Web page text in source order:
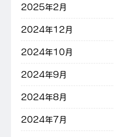
2025年2月
2024年12月
2024年10月
2024年9月
2024年8月
2024年7月